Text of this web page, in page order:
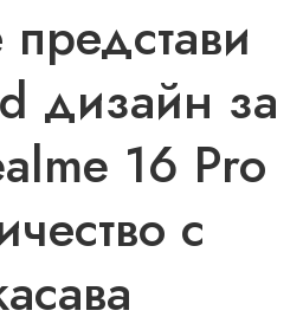
дизайн за
16 Pro
с